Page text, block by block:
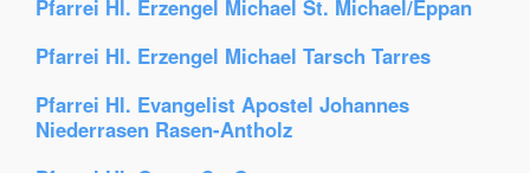
Pfarrei Hl. Erzengel Michael St. Michael/Eppan
Pfarrei Hl. Erzengel Michael Tarsch Tarres
Pfarrei Hl. Evangelist Apostel Johannes
Niederrasen Rasen-Antholz